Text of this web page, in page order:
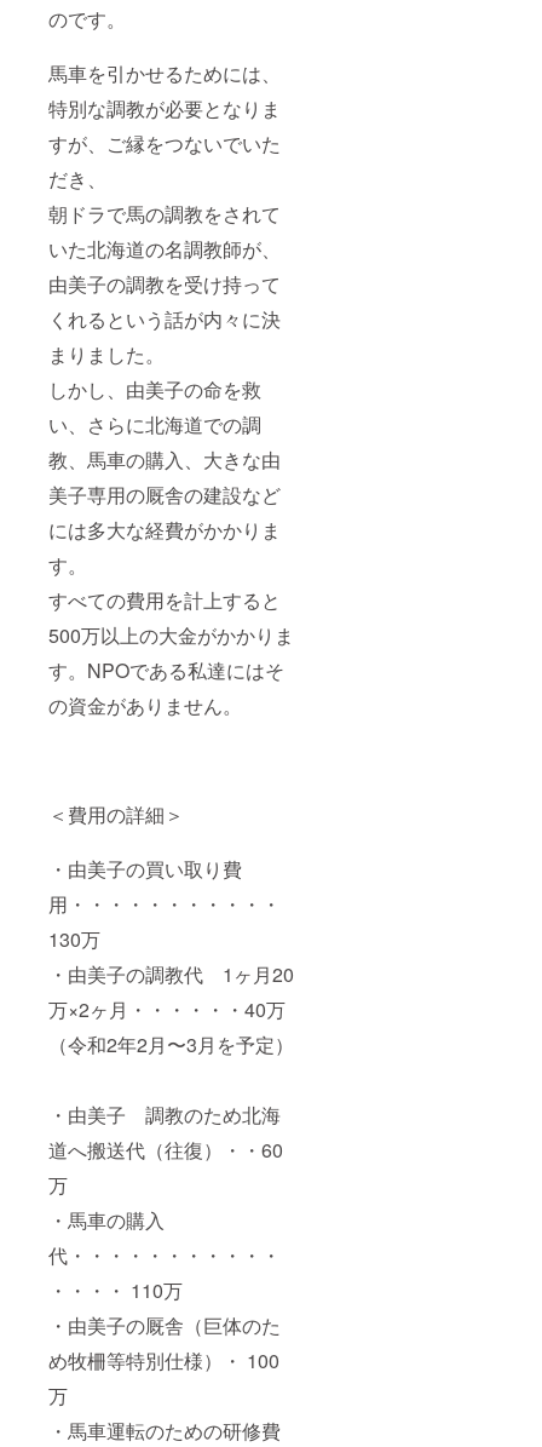
のです。
馬車を引かせるためには、
特別な調教が必要となりま
すが、ご縁をつないでいた
だき、
朝ドラで馬の調教をされて
いた北海道の名調教師が、
由美子の調教を受け持って
くれるという話が内々に決
まりました。
しかし、由美子の命を救
い、さらに北海道での調
教、馬車の購入、大きな由
美子専用の厩舎の建設など
には多大な経費がかかりま
す。
すべての費用を計上すると
500万以上の大金がかかりま
す。NPOである私達にはそ
の資金がありません。
＜費用の詳細＞
・由美子の買い取り費
用・・・・・・・・・・・
130万
・由美子の調教代 1ヶ月20
万×2ヶ月・・・・・・40万
（令和2年2月〜3月を予定）
・由美子 調教のため北海
道へ搬送代（往復）・・60
万
・馬車の購入
代・・・・・・・・・・・
・・・・ 110万
・由美子の厩舎（巨体のた
め牧柵等特別仕様）・ 100
万
・馬車運転のための研修費